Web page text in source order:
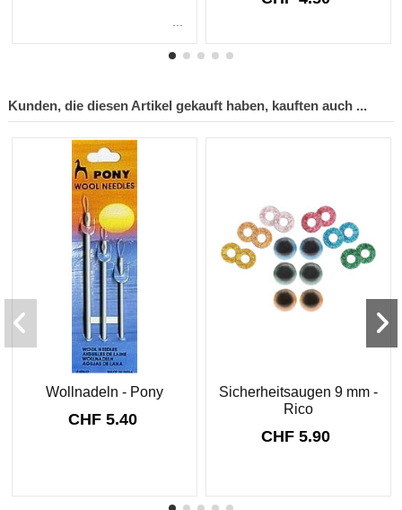
Kunden, die diesen Artikel gekauft haben, kauften auch ...
Wollnadeln - Pony
CHF 5.40
Sicherheitsaugen 9 mm -
Rico
CHF 5.90